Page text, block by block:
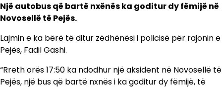
Një autobus që bartë nxënës ka goditur dy fëmijë në
Novosellë të Pejës.
Lajmin e ka bërë të ditur zëdhënësi i policisë për rajonin e
Pejës, Fadil Gashi.
“Rreth orës 17:50 ka ndodhur një aksident në Novosellë të
Pejës, një bus që bartë nxnës i ka goditur dy fëmijë, të